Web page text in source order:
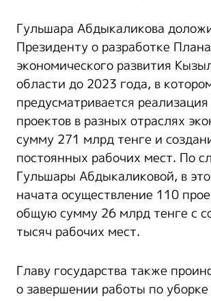
Гульшара Абдыкаликова
Президенту о разработке Плана
экономического развития
области до 2023 года, в
предусматривается
проектов в разных отраслях
сумму 271 млрд тенге и
постоянных рабочих мест. По
Гульшары Абдыкаликовой, в
начата осуществление 110
общую сумму 26 млрд тенге с
тысяч рабочих мест.
Главу государства также
о завершении работы по